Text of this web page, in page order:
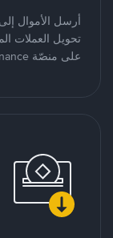
أرسل الأموال
تحويل العملات
على منصّة Binance من شخص لشخص.